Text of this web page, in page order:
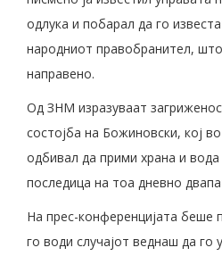
одлука и побарал да го
народниот правобранител,
направено.
Од ЗНМ изразуваат
состојба на Божиновски, кој
одбивал да прими храна и
последица на тоа дневно
На прес-конференцијата беше
го води случајот веднаш да го